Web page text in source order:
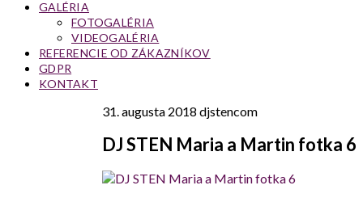
GALÉRIA
FOTOGALÉRIA
VIDEOGALÉRIA
REFERENCIE OD ZÁKAZNÍKOV
GDPR
KONTAKT
31. augusta 2018 djstencom
DJ STEN Maria a Martin fotka 6